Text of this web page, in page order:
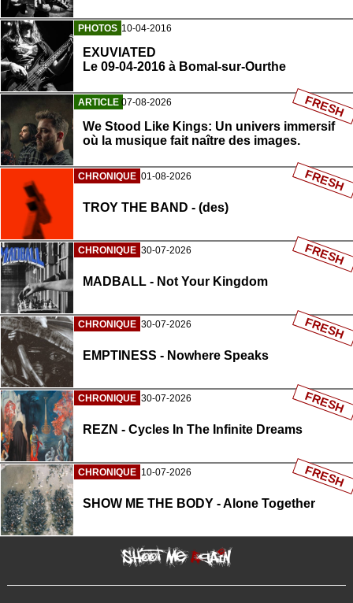
PHOTOS 10-04-2016
EXUVIATED
Le 09-04-2016 à Bomal-sur-Ourthe
ARTICLE 07-08-2026
We Stood Like Kings: Un univers immersif
où la musique fait naître des images.
FRESH
CHRONIQUE 01-08-2026
TROY THE BAND - (des)
FRESH
CHRONIQUE 30-07-2026
MADBALL - Not Your Kingdom
FRESH
CHRONIQUE 30-07-2026
EMPTINESS - Nowhere Speaks
FRESH
CHRONIQUE 30-07-2026
REZN - Cycles In The Infinite Dreams
FRESH
CHRONIQUE 10-07-2026
SHOW ME THE BODY - Alone Together
FRESH